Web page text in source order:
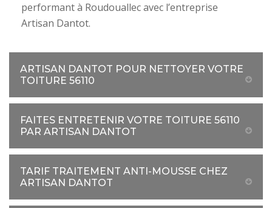
performant à Roudouallec avec l’entreprise
Artisan Dantot.
ARTISAN DANTOT POUR NETTOYER VOTRE
TOITURE 56110
FAITES ENTRETENIR VOTRE TOITURE 56110
PAR ARTISAN DANTOT
TARIF TRAITEMENT ANTI-MOUSSE CHEZ
ARTISAN DANTOT